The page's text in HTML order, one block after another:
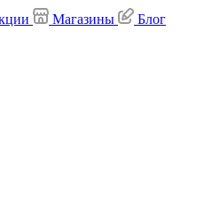
Магазины Блог